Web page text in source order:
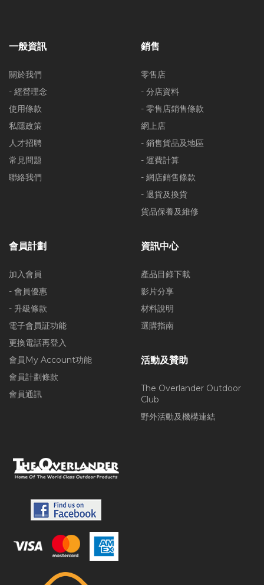
一般資訊
關於我們
- 經營理念
使用條款
私隱政策
人才招聘
常見問題
聯絡我們
銷售
零售店
- 分店資料
- 零售店銷售條款
網上店
- 銷售貨品及地區
- 運費計算
- 網店銷售條款
- 退貨及換貨
貨品保養及維修
會員計劃
加入會員
- 會員優惠
- 升級條款
電子會員証功能
更換電話再登入
會員My Account功能
會員計劃條款
會員通訊
資訊中心
產品目錄下載
影片分享
材料說明
選購指南
活動及贊助
The Overlander Outdoor
Club
野外活動及機構連結